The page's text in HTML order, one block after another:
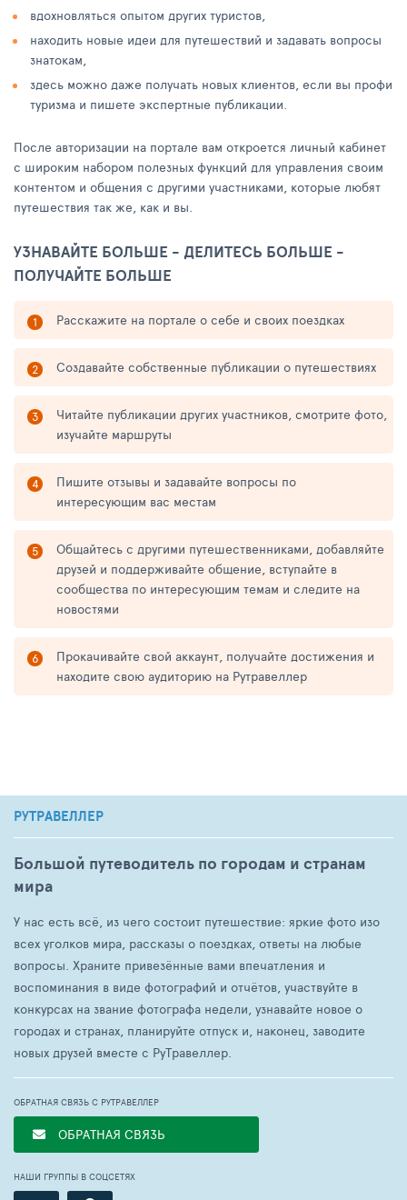
вдохновляться опытом других туристов,
находить новые идеи для путешествий и задавать вопросы
знатокам,
здесь можно даже получать новых клиентов, если вы профи
туризма и пишете экспертные публикации.
После авторизации на портале вам откроется личный кабинет
с широким набором полезных функций для управления своим
контентом и общения с другими участниками, которые любят
путешествия так же, как и вы.
УЗНАВАЙТЕ БОЛЬШЕ - ДЕЛИТЕСЬ БОЛЬШЕ -
ПОЛУЧАЙТЕ БОЛЬШЕ
Расскажите на портале о себе и своих поездках
Создавайте собственные публикации о путешествиях
Читайте публикации других участников, смотрите фото,
изучайте маршруты
Пишите отзывы и задавайте вопросы по
интересующим вас местам
Общайтесь с другими путешественниками, добавляйте
друзей и поддерживайте общение, вступайте в
сообщества по интересующим темам и следите на
новостями
Прокачивайте свой аккаунт, получайте достижения и
находите свою аудиторию на Рутравеллер
РУТРАВЕЛЛЕР
Большой путеводитель по городам и странам
мира
У нас есть всё, из чего состоит путешествие: яркие фото изо
всех уголков мира, рассказы о поездках, ответы на любые
вопросы. Храните привезённые вами впечатления и
воспоминания в виде фотографий и отчётов, участвуйте в
конкурсах на звание фотографа недели, узнавайте новое о
городах и странах, планируйте отпуск и, наконец, заводите
новых друзей вместе с РуТравеллер.
ОБРАТНАЯ СВЯЗЬ С РУТРАВЕЛЛЕР
ОБРАТНАЯ СВЯЗЬ
НАШИ ГРУППЫ В СОЦСЕТЯХ